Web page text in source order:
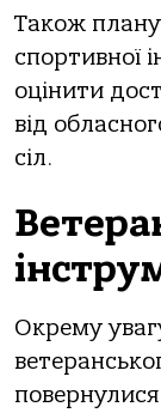
Також
спортивної
оцінити
від
сіл.
Окрему